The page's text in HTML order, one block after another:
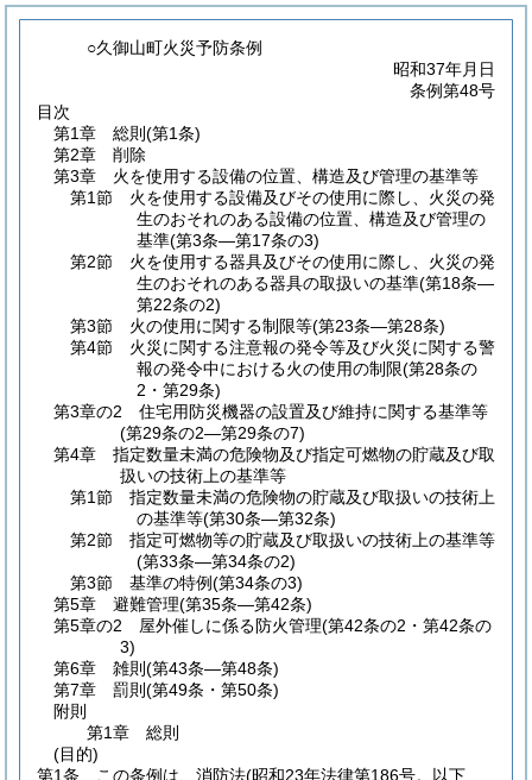
○久御山町火災予防条例
昭和37年月日
条例第48号
目次
第1章
総則 (第1条)
第2章
削除
第3章
火を使用する設備の位置、構造及び管理の基準等
第1節
火を使用する設備及びその使用に際し、火災の発
生のおそれのある設備の位置、構造及び管理の
基準(第3条―第17条の3)
第2節
火を使用する器具及びその使用に際し、火災の発
生のおそれのある器具の取扱いの基準(第18条―
第22条の2)
第3節
火の使用に関する制限等(第23条―第28条)
第4節
火災に関する注意報の発令等及び火災に関する警
報の発令中における火の使用の制限(第28条の
2・第29条)
第3章の2
住宅用防災機器の設置及び維持に関する基準等
(第29条の2―第29条の7)
第4章
指定数量未満の危険物及び指定可燃物の貯蔵及び取
扱いの技術上の基準等
第1節
指定数量未満の危険物の貯蔵及び取扱いの技術上
の基準等(第30条―第32条)
第2節
指定可燃物等の貯蔵及び取扱いの技術上の基準等
(第33条―第34条の2)
第3節
基準の特例(第34条の3)
第5章
避難管理(第35条―第42条)
第5章の2
屋外催しに係る防火管理(第42条の2・第42条の
3)
第6章
雑則 (第43条―第48条)
第7章
罰則 (第49条・第50条)
附則
第1章
総則
(目的)
第1条
この条例は、消防法(昭和23年法律第186号。以下